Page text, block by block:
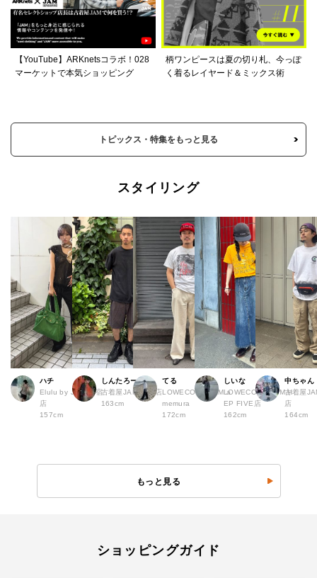
【YouTube】ARKnetsコラボ！028
マーケットで本気ショッピング
柄ワンピースは夏の切り札、今っぽ
く着るレイヤード＆ミックス術
トピックス・特集をもっと見る
スタイリング
ハチ
Elulu by JAM 原宿
店
157cm
しんたろー
古着屋JAM 仙台店
163cm
てる
LOWECO by JAM a
memura
172cm
しいな
LOWECO by JAM H
EP FIVE店
162cm
中ちゃん
古着屋
店
164cm
もっと見る
ショッピングガイド